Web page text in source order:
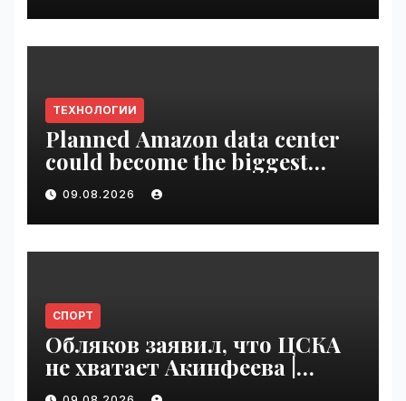
ТЕХНОЛОГИИ
Planned Amazon data center
could become the biggest
climate polluter in the U.S. |
VseTime.ru
09.08.2026
СПОРТ
Обляков заявил, что ЦСКА
не хватает Акинфеева |
VseTime.ru